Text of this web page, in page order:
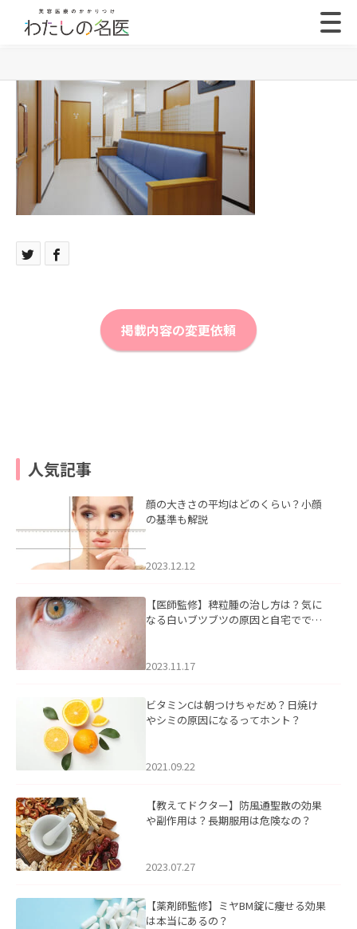
掲載内容の変更依頼
人気記事
顔の大きさの平均はどのくらい？小顔
の基準も解説
2023.12.12
【医師監修】稗粒腫の治し方は？気に
なる白いブツブツの原因と自宅ででき
2023.11.17
ビタミンCは朝つけちゃだめ？日焼け
やシミの原因になるってホント？
2021.09.22
【教えてドクター】防風通聖散の効果
や副作用は？長期服用は危険なの？
2023.07.27
【薬剤師監修】ミヤBM錠に痩せる効果
は本当にあるの？